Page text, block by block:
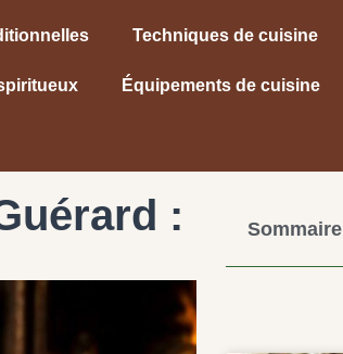
Techniques de cuisine
Équipements de cuisine
Sommaire
: